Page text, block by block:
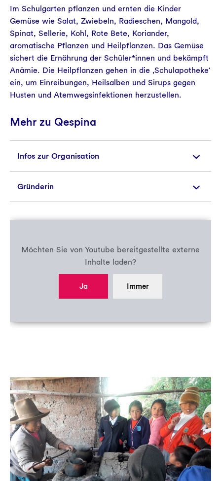
Im Schulgarten pflanzen und ernten die Kinder
Gemüse wie Salat, Zwiebeln, Radieschen, Mangold,
Spinat, Sellerie, Kohl, Rote Bete, Koriander,
aromatische Pflanzen und Heilpflanzen. Das Gemüse
sichert die Ernährung der Schüler*innen und bekämpft
Anämie. Die Heilpflanzen gehen in die ‚Schulapotheke‘
ein, um Einreibungen, Heilsalben und Sirups gegen
Husten und Atemwegsinfektionen herzustellen.
Mehr zu Qespina
Infos zur Organisation
Seit 2009 fördert Qespina in Zusammenarbeit mit
staatlichen Schulen Bildungsprojekte für Kinder in
bewahren und an die Kinder weiter zu geben, um
Problemen wie Mangelernährung und
Umweltverschmutzung entgegen zu wirken. Über
200 Schüler*innen von sechs staatlichen Schulen
können so die Pflege der andinen Kultur und
Gemeinschaft, guter Ernährung und Umweltschutz
und Lernenden. Da die meisten Kinder und
Jugendlichen unter einseitiger und unzureichender
Ernährung leiden, hat jede Schule einen
organischen Gemüsegarten angelegt, aus dem
täglich Mahlzeiten zubereitet werden.
Die Zukunftsstiftung Entwicklung begleitet
Qespina seit 2013.
Gründerin
Die in Lima geborene Archäologin Lizbeth
Lernmöglichkeiten für Dorfkinder, durch eine
Freiwilligenarbeit in einem Heim für Waisenkinder
archäologischen und anthropologischen
staatlichen Schulbildung, der Unterernährung der
zukunftsweisenden Wandels sind, widmete sie sich
der Entwicklung einer Waldorf-orientierten
Pädagogik für den andinen Raum, die Kreativität
und Verantwortungsbewusstsein fördert.
Möchten Sie von Youtube bereitgestellte externe
Inhalte laden?
Ja Immer